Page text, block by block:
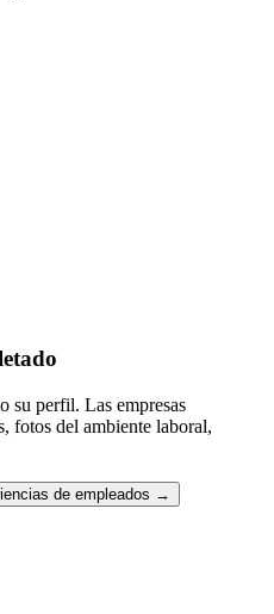
su perfil. Las empresas
fotos del ambiente laboral,
de empleados →